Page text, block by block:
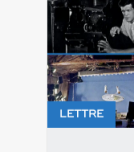
LETTRE